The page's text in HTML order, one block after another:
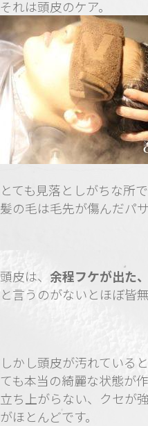
それは頭皮のケア。
とても見落としがちな所
髪の毛は毛先が傷んだパ
頭皮は、 余程フケが出た
と言うのがないとほぼ皆
しかし頭皮が汚れている
ても本当の綺麗な状態が
立ち上がらない、クセが
がほとんどです。